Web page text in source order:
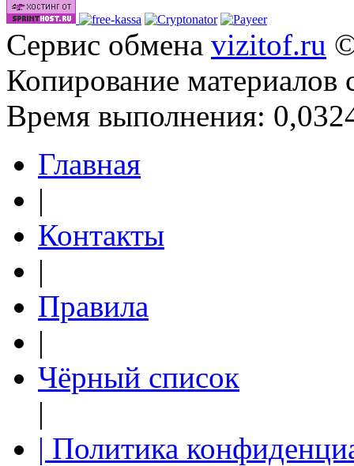
Сервис обмена vizitof.ru
Копирование материалов
Время выполнения:
Главная
|
Контакты
|
Правила
|
Чёрный список
|
| Политика